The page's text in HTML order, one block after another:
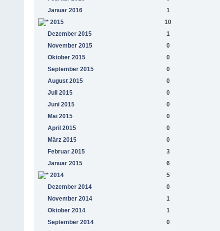
Januar 2016
1
2015
10
Dezember 2015
1
November 2015
0
Oktober 2015
0
September 2015
0
August 2015
0
Juli 2015
0
Juni 2015
0
Mai 2015
0
April 2015
0
März 2015
0
Februar 2015
3
Januar 2015
6
2014
5
Dezember 2014
0
November 2014
1
Oktober 2014
1
September 2014
0